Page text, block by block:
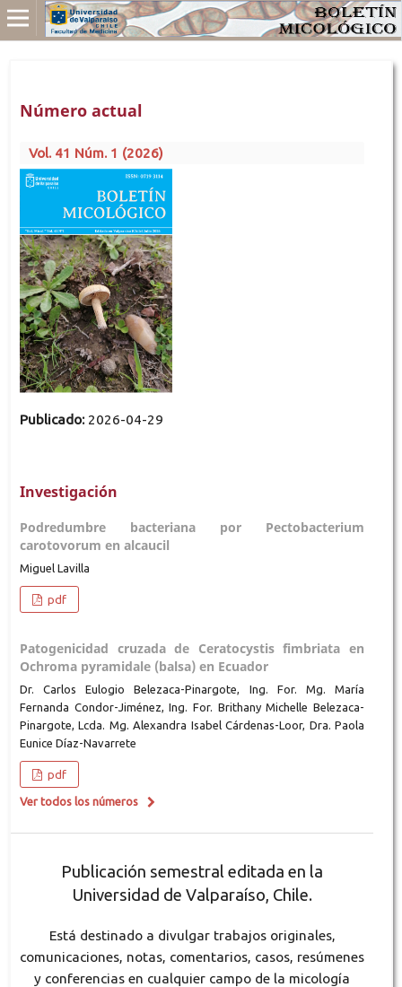
Número actual
Vol. 41 Núm. 1 (2026)
Publicado: 2026-04-29
Investigación
Podredumbre bacteriana por Pectobacterium
carotovorum en alcaucil
Miguel Lavilla
pdf
Patogenicidad cruzada de Ceratocystis fimbriata en
Ochroma pyramidale (balsa) en Ecuador
Dr. Carlos Eulogio Belezaca-Pinargote, Ing. For. Mg. María
Fernanda Condor-Jiménez, Ing. For. Brithany Michelle Belezaca-
Pinargote, Lcda. Mg. Alexandra Isabel Cárdenas-Loor, Dra. Paola
Eunice Díaz-Navarrete
pdf
Ver todos los números
Publicación semestral editada en la
Universidad de Valparaíso, Chile.
Está destinado a divulgar trabajos originales,
comunicaciones, notas, comentarios, casos, resúmenes
y conferencias en cualquier campo de la micología